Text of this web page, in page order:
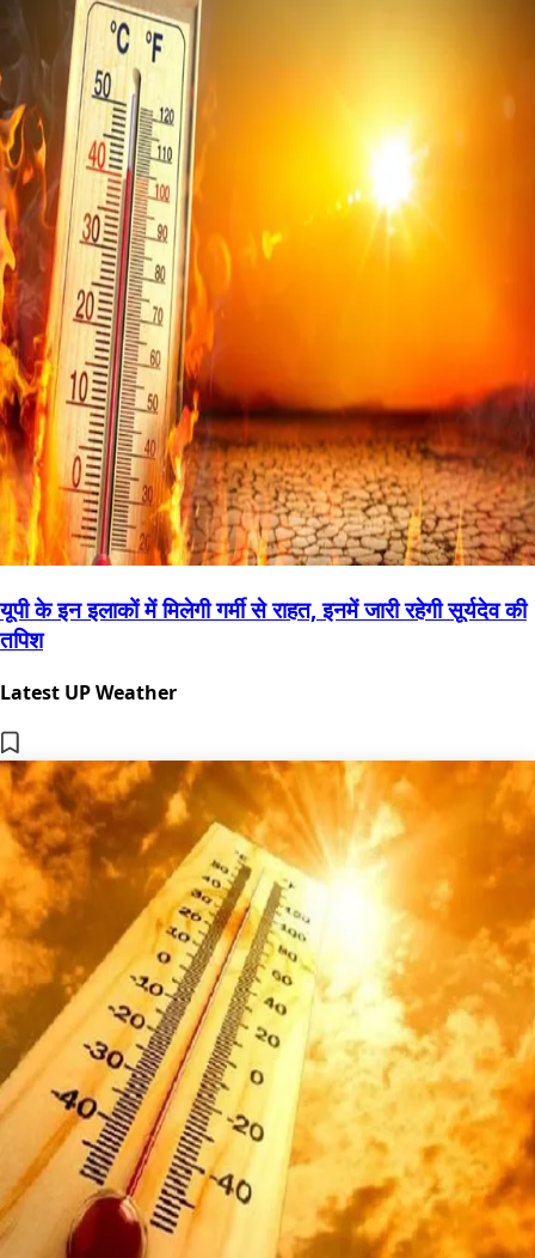
यूपी के इन इलाकों में मिलेगी गर्मी से राहत, इनमें जारी रहेगी सूर्यदेव की
तपिश
Latest UP Weather